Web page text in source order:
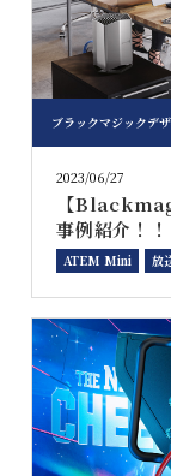
ブラックマジックデ
2023/06/27
【
事例紹介！！
ATEM Mini 放